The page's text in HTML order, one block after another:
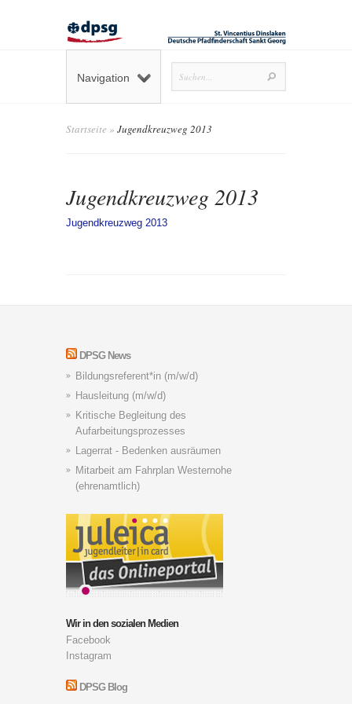
Navigation
Startseite » Jugendkreuzweg 2013
Jugendkreuzweg 2013
Jugendkreuzweg 2013
DPSG News
Bildungsreferent*in (m/w/d)
Hausleitung (m/w/d)
Kritische Begleitung des
Aufarbeitungsprozesses
Lagerrat - Bedenken ausräumen
Mitarbeit am Fahrplan Westernohe
(ehrenamtlich)
Wir in den sozialen Medien
Facebook
Instagram
DPSG Blog